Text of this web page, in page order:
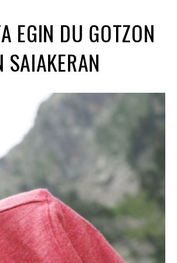
EGIN DU GOTZON
SAIAKERAN